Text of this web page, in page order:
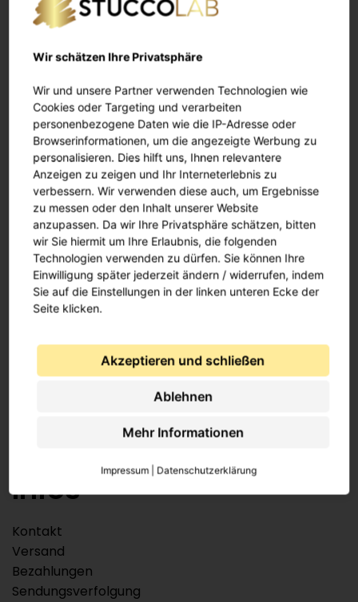
(400ml
Menge
BESCHREIBUNG
Bald ensteht hier ein Text
Wichtiges
AGB
Widerrufsrecht
Cookie Verwendung
Infos
Kontakt
Versand
Bezahlungen
Sendungsverfolgung
Wir schätzen Ihre Privatsphäre
Wir und unsere Partner verwenden Technologien wie
Cookies oder Targeting und verarbeiten
personenbezogene Daten wie die IP-Adresse oder
Browserinformationen, um die angezeigte Werbung zu
personalisieren. Dies hilft uns, Ihnen relevantere
Anzeigen zu zeigen und Ihr Interneterlebnis zu
verbessern. Wir verwenden diese auch, um Ergebnisse
zu messen oder den Inhalt unserer Website
anzupassen. Da wir Ihre Privatsphäre schätzen, bitten
wir Sie hiermit um Ihre Erlaubnis, die folgenden
Technologien verwenden zu dürfen. Sie können Ihre
Einwilligung später jederzeit ändern / widerrufen, indem
Sie auf die Einstellungen in der linken unteren Ecke der
Seite klicken.
Akzeptieren und schließen
Ablehnen
Mehr Informationen
Impressum Datenschutzerklärung